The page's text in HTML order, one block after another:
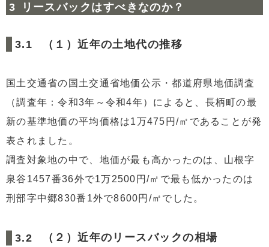
リースバックはすべきなのか？
（１）近年の土地代の推移
国土交通省の国土交通省地価公示・都道府県地価調査
（調査年：令和3年～令和4年）によると、長柄町の最
新の基準地価の平均価格は1万475円/㎡であることが発
表されました。
調査対象地の中で、地価が最も高かったのは、山根字
泉谷1457番36外で1万2500円/㎡で最も低かったのは
刑部字中郷830番1外で8600円/㎡でした。
（２）近年のリースバックの相場